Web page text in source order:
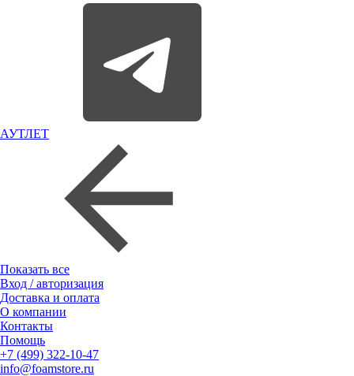
АУТЛЕТ
Показать все
Вход / авторизация
Доставка и оплата
О компании
Контакты
Помощь
+7 (499) 322-10-47
info@foamstore.ru